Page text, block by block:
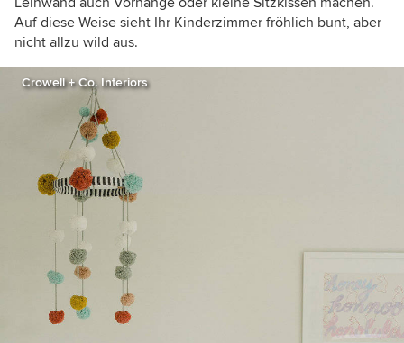
Auf diese Weise sieht Ihr Kinderzimmer fröhlich bunt, aber
nicht allzu wild aus.
Crowell + Co. Interiors